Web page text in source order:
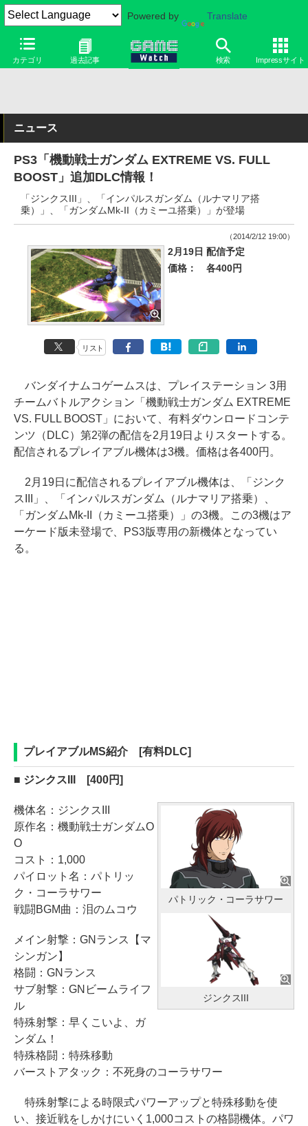
Powered by Translate
カテゴリ 過去記事 検索 Impressサイト
ニュース
PS3「機動戦士ガンダム EXTREME VS. FULL
BOOST」追加DLC情報！
「ジンクスIII」、「インパルスガンダム（ルナマリア搭
乗）」、「ガンダムMk-II（カミーユ搭乗）」が登場
（2014/2/12 19:00）
2月19日 配信予定
価格：
各400円
リスト
バンダイナムコゲームスは、プレイステーション 3用
チームバトルアクション「機動戦士ガンダム EXTREME
VS. FULL BOOST」において、有料ダウンロードコンテ
ンツ（DLC）第2弾の配信を2月19日よりスタートする。
配信されるプレイアブル機体は3機。価格は各400円。
2月19日に配信されるプレイアブル機体は、「ジンク
スIII」、「インパルスガンダム（ルナマリア搭乗）、
「ガンダムMk-II（カミーユ搭乗）」の3機。この3機はア
ーケード版未登場で、PS3版専用の新機体となってい
る。
プレイアブルMS紹介 [有料DLC]
■ ジンクスIII [400円]
パトリック・コーラサワー
ジンクスIII
機体名：ジンクスIII
原作名：機動戦士ガンダムO
O
コスト：1,000
パイロット名：パトリッ
ク・コーラサワー
戦闘BGM曲：泪のムコウ
メイン射撃：GNランス【マ
シンガン】
格闘：GNランス
サブ射撃：GNビームライフ
ル
特殊射撃：早くこいよ、ガ
ンダム！
特殊格闘：特殊移動
バーストアタック：不死身のコーラサワー
特殊射撃による時限式パワーアップと特殊移動を使
い、接近戦をしかけにいく1,000コストの格闘機体。パワ